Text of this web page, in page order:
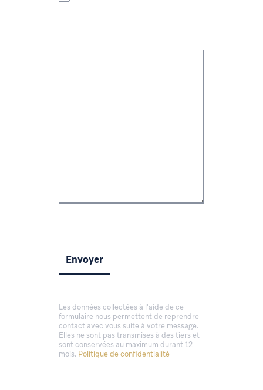
Les données collectées à l'aide de ce
formulaire nous permettent de reprendre
contact avec vous suite à votre message.
Elles ne sont pas transmises à des tiers et
sont conservées au maximum durant 12
mois. Politique de confidentialité